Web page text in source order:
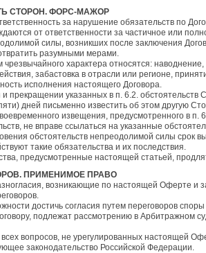
СТОРОН. ФОРС-МАЖОР
за нарушение обязательств по
от ответственности за частичное или
силы, возникших после заключения
разумными мерами.
чрезвычайного характера относятся:
забастовка в отрасли или регионе,
исполнения настоящего Договора.
прекращении указанных в п. 6.2. обстоятельств
дней письменно известить об этом другую
извещения, предусмотренного в
не вправе ссылаться на указанные
обстоятельств непреодолимой силы срок
такие обязательства и их последствия.
предусмотренные настоящей статьей,
ПРИМЕНИМОЕ ПРАВО
возникающие по настоящей Оферте и
достичь согласия путем переговоров
подлежат рассмотрению в Арбитражном
вопросов, не урегулированных настоящей
законодательство Российской Федерации.